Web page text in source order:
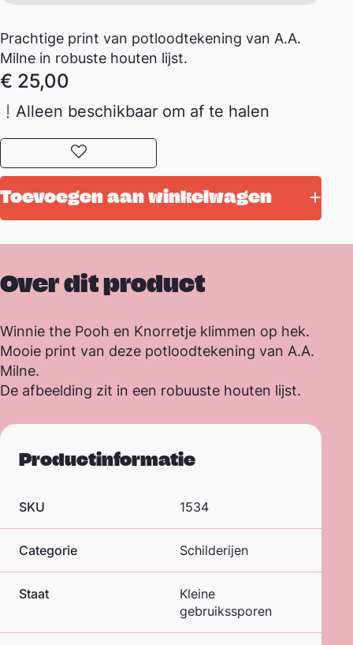
Prachtige print van potloodtekening van A.A.
Milne in robuste houten lijst.
€ 25,00
Alleen beschikbaar om af te halen
Toevoegen aan favorieten
Toevoegen aan winkelwagen
Over dit product
Winnie the Pooh en Knorretje klimmen op hek.
Mooie print van deze potloodtekening van A.A.
Milne.
De afbeelding zit in een robuuste houten lijst.
Productinformatie
SKU 1534
Categorie Schilderijen
Staat
Kleine
gebruikssporen